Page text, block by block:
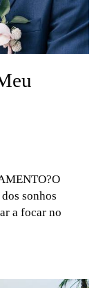
sonhos
a focar no